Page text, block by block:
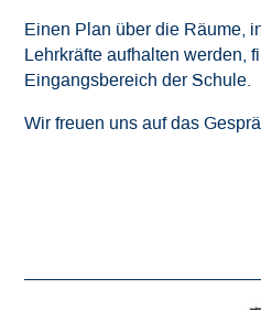
Einen Plan über die Räume,
Lehrkräfte aufhalten werden,
Eingangsbereich der Schule.
Wir freuen uns auf das